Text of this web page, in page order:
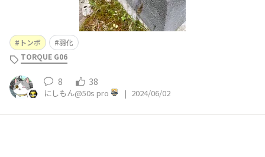
トンボ
羽化
TORQUE G06
8 38
にしもん@50s pro | 2024/06/02